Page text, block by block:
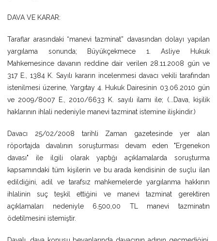
DAVA VE KARAR:
Taraflar arasındaki “manevi tazminat” davasından dolayı yapılan
yargılama sonunda; Büyükçekmece 1. Asliye Hukuk
Mahkemesince davanın reddine dair verilen 28.11.2008 gün ve
317 E., 1384 K. Sayılı kararın incelenmesi davacı vekili tarafından
istenilmesi üzerine, Yargıtay 4. Hukuk Dairesinin 03.06.2010 gün
ve 2009/8007 E., 2010/6633 K. sayılı ilamı ile; (...Dava, kişilik
haklarının ihlali nedeniyle manevi tazminat istemine ilişkindir.)
Davacı 25/02/2008 tarihli Zaman gazetesinde yer alan
röportajda davalının soruşturması devam eden "Ergenekon
davası" ile ilgili olarak yaptığı açıklamalarda soruşturma
kapsamındaki tüm kişilerin ve bu arada kendisinin de suçlu ilan
edildiğini, adil ve tarafsız mahkemelerde yargılanma hakkının
ihlalinin suç teşkil ettiğini ve manevi tazminat gerektiren
açıklamaları nedeniyle 6.500,00 TL manevi tazminatın
ödetilmesini istemiştir.